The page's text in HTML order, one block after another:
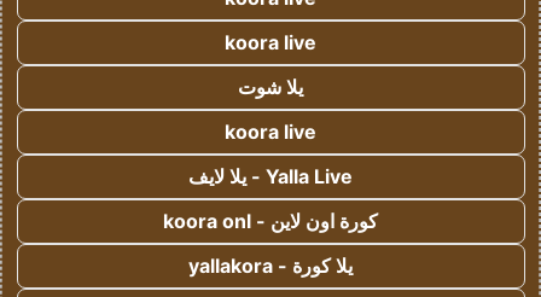
koora live
يلا شوت
koora live
Yalla Live - يلا لايف
كورة اون لاين - koora onl
يلا كورة - yallakora